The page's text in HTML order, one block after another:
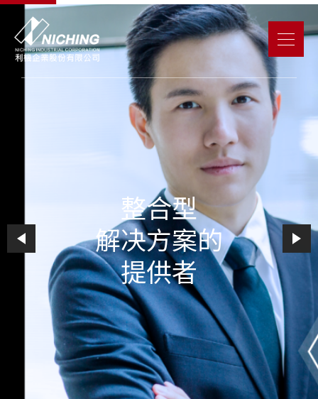
整合型
解决方案的
提供者